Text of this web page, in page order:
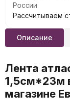
России
Рассчитываем
Описание
Лента
1,5см*23м
магазине